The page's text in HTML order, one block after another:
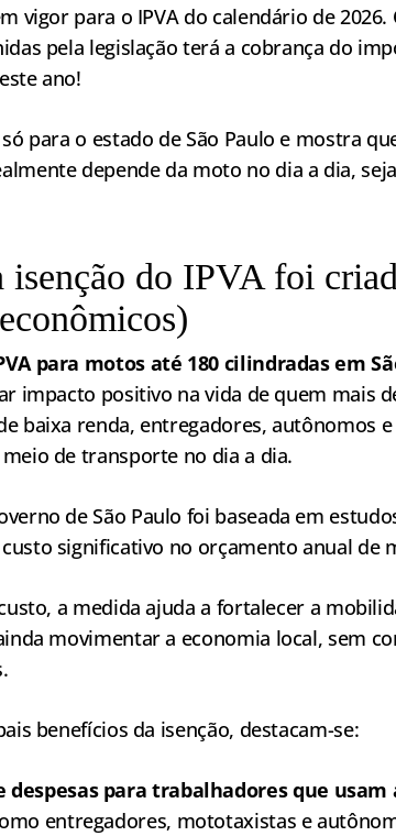
vigor para o IPVA do calendário de
pela legislação terá a cobrança do
ano!
só para o estado de São Paulo e mostra
depende da moto no dia a dia,
isenção do IPVA foi
para motos até 180 cilindradas em
impacto positivo na vida de quem mais
baixa renda, entregadores, autônomos
de transporte no dia a dia.
de São Paulo foi baseada em
significativo no orçamento anual de
a medida ajuda a fortalecer a
movimentar a economia local, sem
benefícios da isenção, destacam-se:
despesas para trabalhadores que
entregadores, mototaxistas e